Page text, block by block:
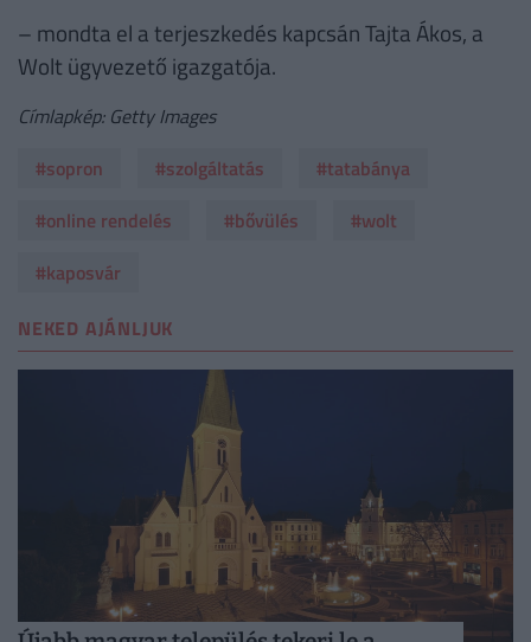
– mondta el a terjeszkedés kapcsán Tajta Ákos, a
Wolt ügyvezető igazgatója.
Címlapkép: Getty Images
#sopron
#szolgáltatás
#tatabánya
#online rendelés
#bővülés
#wolt
#kaposvár
NEKED AJÁNLJUK